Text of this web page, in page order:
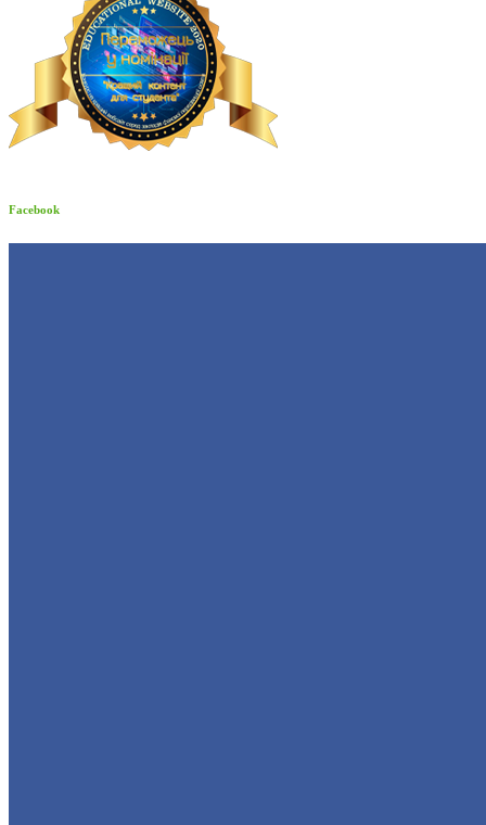
Facebook